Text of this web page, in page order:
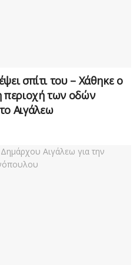
σπίτι του – Χάθηκε ο
περιοχή των οδών
Αιγάλεω